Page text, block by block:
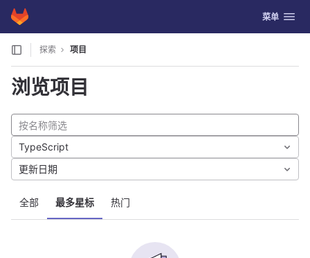
Skip to content
GitLab 切换导航
菜单
探索 项目
浏览项目
全部 最多星标 热门
TypeScript
更新日期